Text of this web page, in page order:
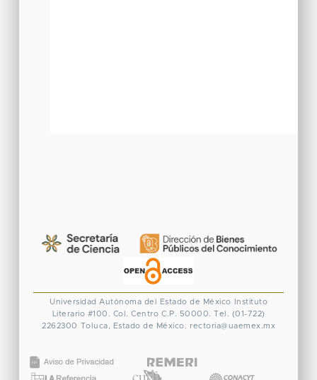
Universidad Autónoma del Estado de México
Instituto
Literario #100. Col. Centro C.P. 50000. Tel. (01-722)
2262300 Toluca, Estado de México. rectoria@uaemex.mx